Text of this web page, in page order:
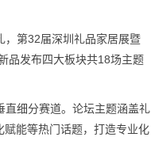
，第32届深圳礼品家居展暨
品发布四大板块共18场主题
直细分赛道。论坛主题涵盖礼
能等热门话题，打造专业化